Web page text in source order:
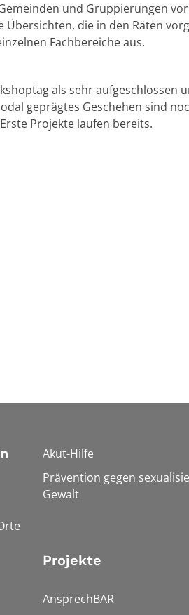
und Gruppierungen
die in den Räten
Fachbereiche aus.
als sehr aufgeschlossen
geprägtes Geschehen sind
Projekte laufen bereits.
Akut-Hilfe
Prävention gegen
Gewalt
Projekte
AnsprechBAR